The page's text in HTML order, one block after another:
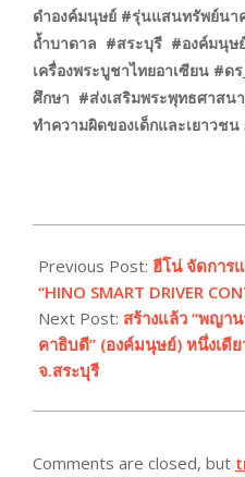
ดำองค์มนุษย์ #รุ่นแสนทรัพย์น
ถ้ำบาดาล #สระบุรี #องค์มนุ
เครื่องพระบูชาไทยอาเซียน #ด
ศึกษา #ส่งเสริมพระพุทธศาสน
ทำความผิดของเด็กและเยาวช
10-
02
Previous Post: ฮีโน่ จัดการ
“HINO SMART DRIVER
Next Post: สร้างแล้ว “พญา
คาธิบดี” (องค์มนุษย์) หนึ่งเดี
จ.สระบุรี
Comments are closed, but